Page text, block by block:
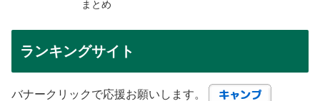
まとめ
ランキングサイト
バナークリックで応援お願いします。